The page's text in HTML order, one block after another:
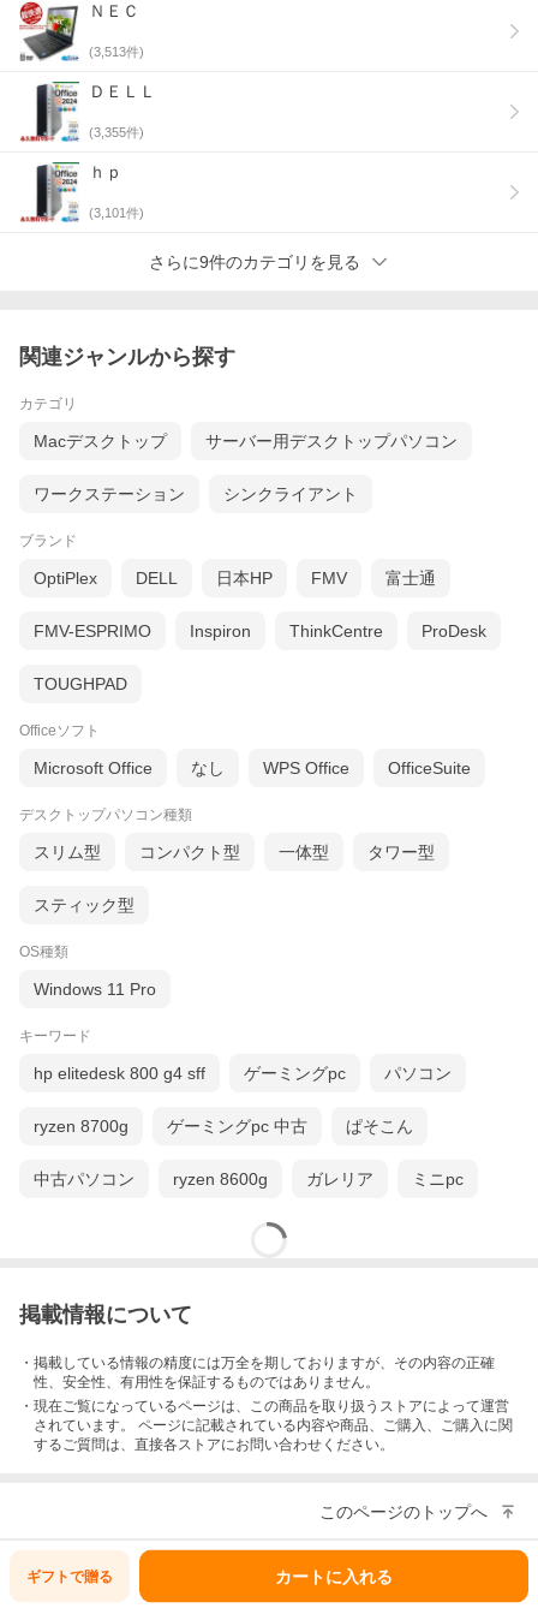
ＮＥＣ
(3,513件)
ＤＥＬＬ
(3,355件)
ｈｐ
(3,101件)
さらに9件のカテゴリを見る
関連ジャンルから探す
カテゴリ
Macデスクトップ サーバー用デスクトップパソコン
ワークステーション シンクライアント
ブランド
OptiPlex DELL 日本HP FMV 富士通
FMV-ESPRIMO Inspiron ThinkCentre ProDesk
TOUGHPAD
Officeソフト
Microsoft Office なし WPS Office OfficeSuite
デスクトップパソコン種類
スリム型 コンパクト型 一体型 タワー型
スティック型
OS種類
Windows 11 Pro
キーワード
hp elitedesk 800 g4 sff ゲーミングpc パソコン
ryzen 8700g ゲーミングpc 中古 ぱそこん
中古パソコン ryzen 8600g ガレリア ミニpc
掲載情報について
・掲載している情報の精度には万全を期しておりますが、その内容の正確
性、安全性、有用性を保証するものではありません。
・現在ご覧になっているページは、この商品を取り扱うストアによって運営
されています。 ページに記載されている内容や商品、ご購入 、ご購入に関
するご質問は、直接各ストアにお問い合わせください。
このページのトップへ
ギフトで贈る カートに入れる